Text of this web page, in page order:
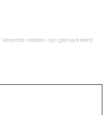
Vereiste velden zijn gemarkeerd